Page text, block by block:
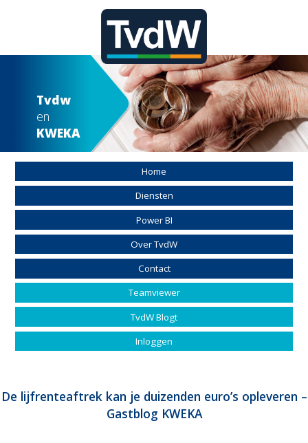
Tvdw
en
KWEKA
Home
Diensten
Power BI
Over TvdW
Contact
Teamviewer
TvdW Blogt
Inloggen
De lijfrenteaftrek kan je duizenden euro’s opleveren –
Gastblog KWEKA